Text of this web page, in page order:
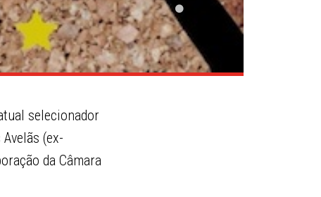
selecionador
(ex-
da Câmara